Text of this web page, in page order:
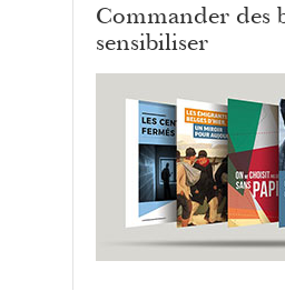
Commander des
sensibiliser